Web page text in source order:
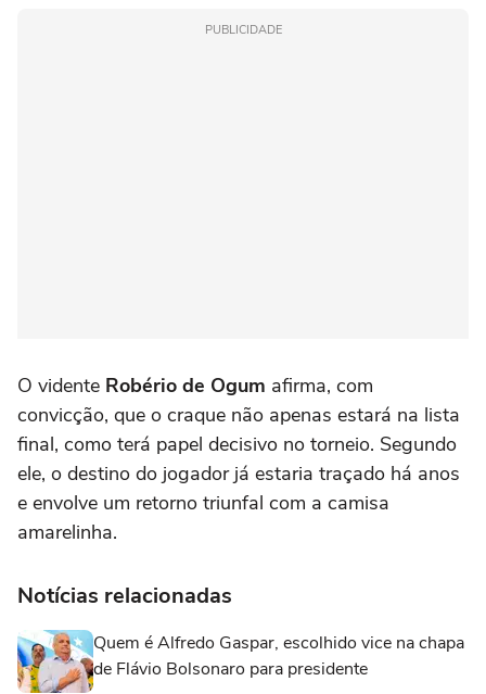
PUBLICIDADE
O vidente Robério de Ogum afirma, com
convicção, que o craque não apenas estará na lista
final, como terá papel decisivo no torneio. Segundo
ele, o destino do jogador já estaria traçado há anos
e envolve um retorno triunfal com a camisa
amarelinha.
Notícias relacionadas
Quem é Alfredo Gaspar, escolhido vice na chapa
de Flávio Bolsonaro para presidente